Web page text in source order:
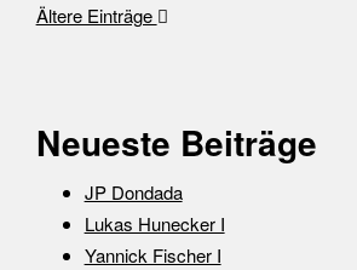
Ältere Einträge
Neueste Beiträge
JP Dondada
Lukas Hunecker I
Yannick Fischer I